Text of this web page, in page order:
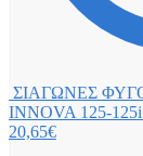
ΣΙΑΓΩΝΕΣ
INNOVA 125-
20,65€